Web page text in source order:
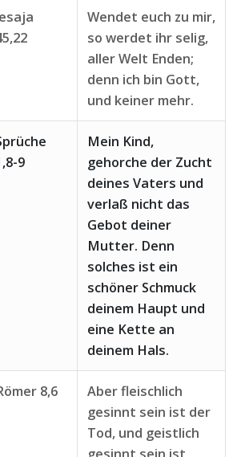
Wendet euch zu mir,
so werdet ihr selig,
aller Welt Enden;
denn ich bin Gott,
und keiner mehr.
9
Mein Kind,
gehorche der Zucht
deines Vaters und
verlaß nicht das
Gebot deiner
Mutter. Denn
solches ist ein
schöner Schmuck
deinem Haupt und
eine Kette an
deinem Hals.
8,6
Aber fleischlich
gesinnt sein ist der
Tod, und geistlich